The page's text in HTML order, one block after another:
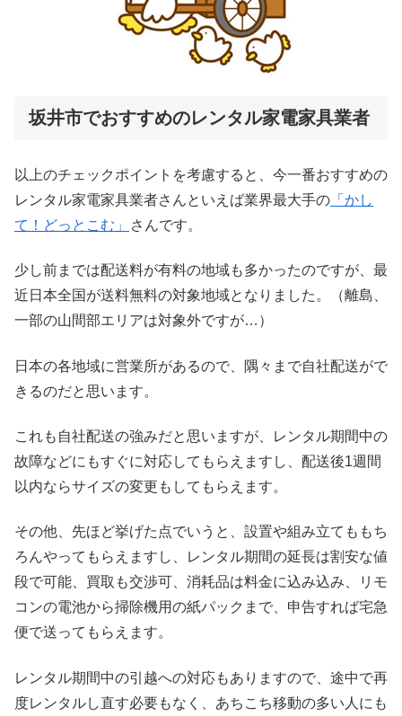
坂井市でおすすめのレンタル家電家具業者
以上のチェックポイントを考慮すると、今一番おすすめの
レンタル家電家具業者さんといえば業界最大手の 「かし
て！どっとこむ」
さんです。
少し前までは配送料が有料の地域も多かったのですが、最
近日本全国が送料無料の対象地域となりました。（離島、
一部の山間部エリアは対象外ですが…）
日本の各地域に営業所があるので、隅々まで自社配送がで
きるのだと思います。
これも自社配送の強みだと思いますが、レンタル期間中の
故障などにもすぐに対応してもらえますし、配送後1週間
以内ならサイズの変更もしてもらえます。
その他、先ほど挙げた点でいうと、設置や組み立てももち
ろんやってもらえますし、レンタル期間の延長は割安な値
段で可能、買取も交渉可、消耗品は料金に込み込み、リモ
コンの電池から掃除機用の紙パックまで、申告すれば宅急
便で送ってもらえます。
レンタル期間中の引越への対応もありますので、途中で再
度レンタルし直す必要もなく、あちこち移動の多い人にも